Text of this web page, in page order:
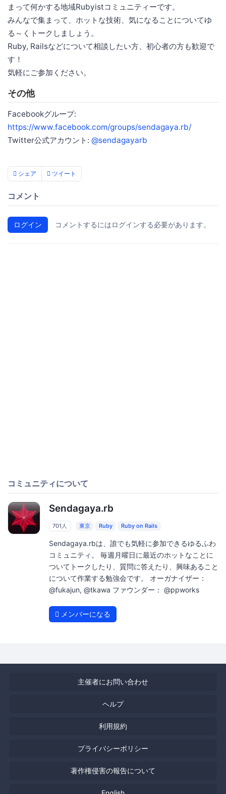
まって何かする地域Rubyistコミュニティーです。
みんなで集まって、ホットな技術、気になることについてゆ
る～くトークしましょう。
Ruby, Railsなどについて相談したい方、初心者の方も歓迎で
す！
気軽にご参加ください。
その他
Facebookグループ:
https://www.facebook.com/groups/sendagaya.rb/
Twitter公式アカウント: @sendagayarb
シェア ツイート
コメント
ログイン コメントするにはログインする必要があります。
コミュニティについて
Sendagaya.rb
701人 東京 Ruby Ruby on Rails
Sendagaya.rbは、誰でも気軽に参加できるゆるふわ
コミュニティ。 毎週月曜日に最近のホットなことに
ついてトークしたり、質問に答えたり、興味あること
について作業する勉強会です。 オーガナイザー：
@fukajun, @tkawa ファウンダー： @ppworks
メンバーになる
主催者にお問い合わせ
ヘルプ
利用規約
プライバシーポリシー
著作権侵害の報告について